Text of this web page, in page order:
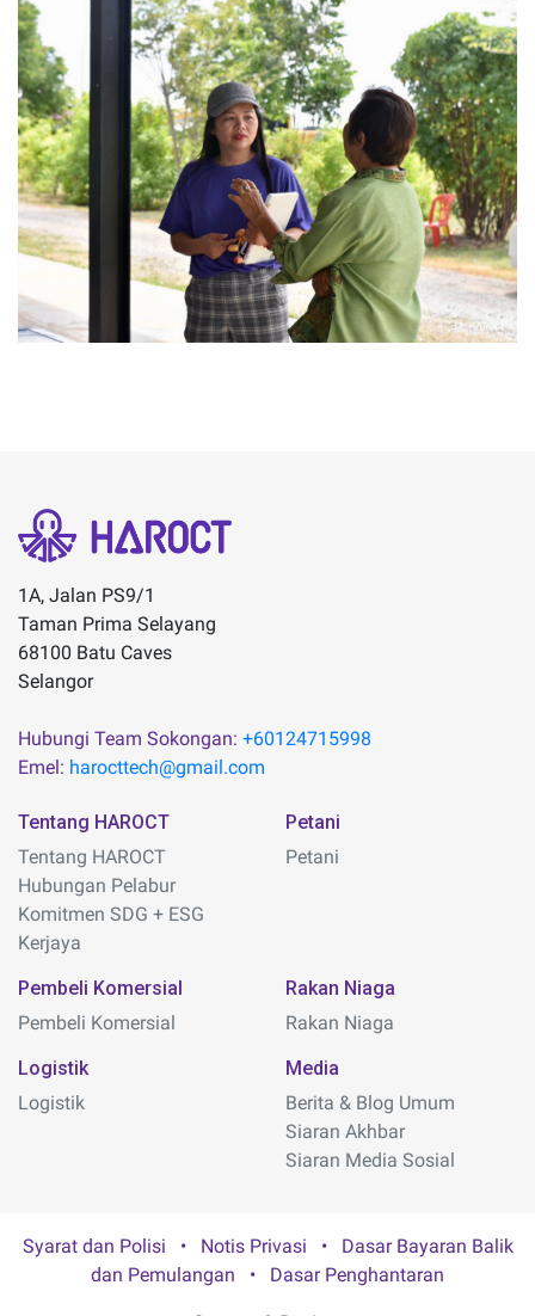
1A, Jalan PS9/1
Taman Prima Selayang
68100 Batu Caves
Selangor
Hubungi Team Sokongan: +60124715998
Emel: harocttech@gmail.com
Tentang HAROCT
Tentang HAROCT
Hubungan Pelabur
Komitmen SDG + ESG
Kerjaya
Petani
Petani
Pembeli Komersial
Pembeli Komersial
Rakan Niaga
Rakan Niaga
Logistik
Logistik
Media
Berita & Blog Umum
Siaran Akhbar
Siaran Media Sosial
Syarat dan Polisi • Notis Privasi •
Dasar Bayaran Balik
dan Pemulangan
• Dasar Penghantaran